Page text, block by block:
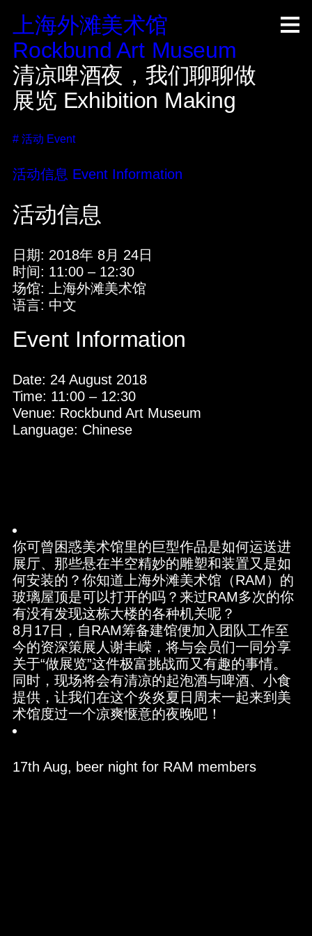
上海外滩美术馆
Rockbund Art Museum
清凉啤酒夜，我们聊聊做
展览 Exhibition Making
#活动 Event
活动信息 Event Information
活动信息
日期: 2018年 8月 24日
时间: 11:00 – 12:30
场馆:
上海外滩美术馆
语言: 中文
Event Information
Date: 24 August 2018
Time: 11:00 – 12:30
Venue: Rockbund Art Museum
Language: Chinese
你可曾困惑美术馆里的巨型作品是如何运送进
展厅、那些悬在半空精妙的雕塑和装置又是如
何安装的？你知道上海外滩美术馆（RAM）的
玻璃屋顶是可以打开的吗？来过RAM多次的你
有没有发现这栋大楼的各种机关呢？
8月17日，自RAM筹备建馆便加入团队工作至
今的资深策展人谢丰嵘，将与会员们一同分享
关于“做展览”这件极富挑战而又有趣的事情。
同时，现场将会有清凉的起泡酒与啤酒、小食
提供，让我们在这个炎炎夏日周末一起来到美
术馆度过一个凉爽惬意的夜晚吧！
17th Aug, beer night for RAM members